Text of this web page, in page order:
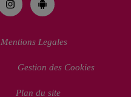
Mentions Legales
Gestion des Cookies
Plan du site